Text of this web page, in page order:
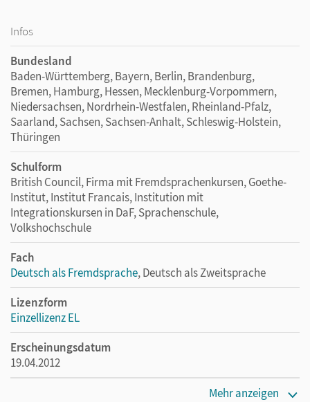
Infos
Bundesland
Baden-Württemberg, Bayern, Berlin, Brandenburg,
Bremen, Hamburg, Hessen, Mecklenburg-Vorpommern,
Niedersachsen, Nordrhein-Westfalen, Rheinland-Pfalz,
Saarland, Sachsen, Sachsen-Anhalt, Schleswig-Holstein,
Thüringen
Schulform
British Council, Firma mit Fremdsprachenkursen, Goethe-
Institut, Institut Francais, Institution mit
Integrationskursen in DaF, Sprachenschule,
Volkshochschule
Fach
Deutsch als Fremdsprache, Deutsch als Zweitsprache
Lizenzform
Einzellizenz EL
Erscheinungsdatum
19.04.2012
Mehr anzeigen